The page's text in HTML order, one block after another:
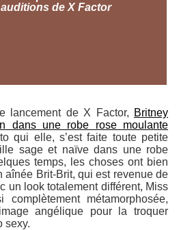
auditions de X Factor
lancement de X Factor, Britney
dans une robe rose moulante
qui elle, s’est faite toute petite
sage et naïve dans une robe
temps, les choses ont bien
aînée Brit-Brit, qui est revenue de
un look totalement différent, Miss
complètement métamorphosée,
angélique pour la troquer
sexy.